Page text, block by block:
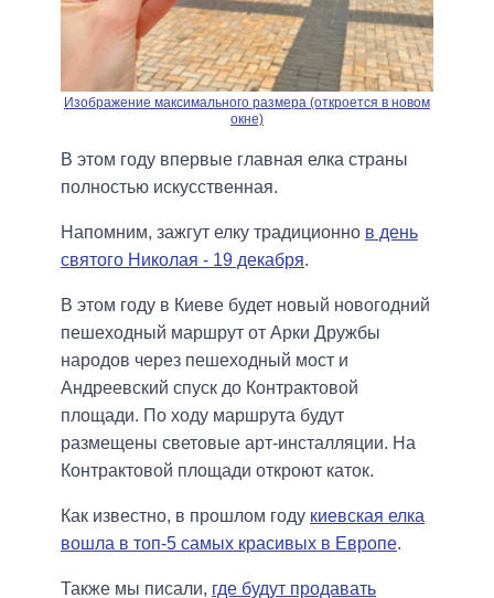
Изображение максимального размера (откроется в новом
окне)
В этом году впервые главная елка страны
полностью искусственная.
Напомним, зажгут елку традиционно в день
святого Николая - 19 декабря.
В этом году в Киеве будет новый новогодний
пешеходный маршрут от Арки Дружбы
народов через пешеходный мост и
Андреевский спуск до Контрактовой
площади. По ходу маршрута будут
размещены световые арт-инсталляции. На
Контрактовой площади откроют каток.
Как известно, в прошлом году киевская елка
вошла в топ-5 самых красивых в Европе.
Также мы писали, где будут продавать